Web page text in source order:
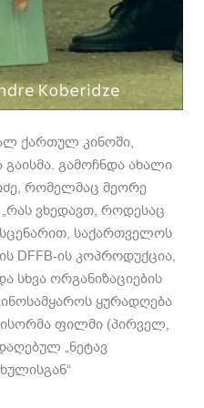
ქართულ კინოში,
გამოჩნდა ახალი
რომელმაც მეორე
ვხედავთ, როდესაც
სცენარით, საქართველოს
DFFB-ის კოპროდუქცია,
სხვა ორგანიზაციების
ყურადღება
ფილმი (პირველ,
„ნეტავ